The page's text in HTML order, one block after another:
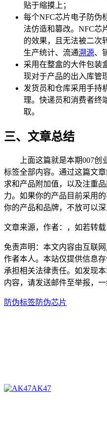
贴于缩摸上；
每个NFC芯片电子防伪
法仿造和篡改。NFC芯
的效果，且无法被二次
生产统计、流通溯源、
采用在整盒的大件包装
现对于产品的出入库管
发货员和仓库采用手持
理。快递员和消费者终
取。
三、文章总结
上面这篇就是本期007创
标签全部内容。通过这篇文
求和产品附加值，以及注重
力。如果你的产品目前采用
你的产品和品牌，不放可以深
文章来源，作者：，如若转载
免责声明：本文内容由互联
作者本人。本站仅提供信息
承担相关法律责任。如发现
内容，请发送邮件至举报，
防伪标签防伪芯片
AK47